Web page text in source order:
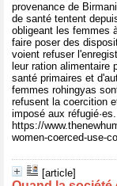
provenance de
de santé tentent
obligeant les femmes
faire poser des
voient refuser
leur ration alimentaire
santé primaires et
femmes rohingyas
refusent la coercition
imposé aux réfugié·es.
https://
women-coerced-use-
[article]